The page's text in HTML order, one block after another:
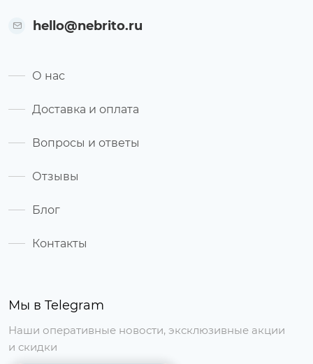
Мы в Telegram
Наши оперативные новости, эксклюзивные акции
и скидки
hello@nebrito.ru
О нас
Доставка и оплата
Вопросы и ответы
Отзывы
Блог
Контакты